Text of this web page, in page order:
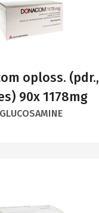
oploss. (pdr.,
90x 1178mg
GLUCOSAMINE